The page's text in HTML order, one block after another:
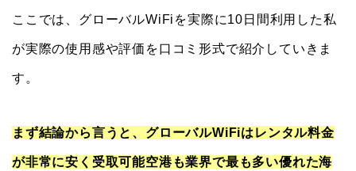
ここでは、グローバルWiFiを実際に10日間利用した私
が実際の使用感や評価を口コミ形式で紹介していきま
す。
まず結論から言うと、グローバルWiFiはレンタル料金
が非常に安く受取可能空港も業界で最も多い優れた海